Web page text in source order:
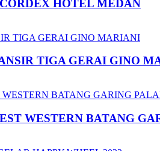
HOTEL MEDAN
TIGA GERAI GINO
WESTERN BATANG